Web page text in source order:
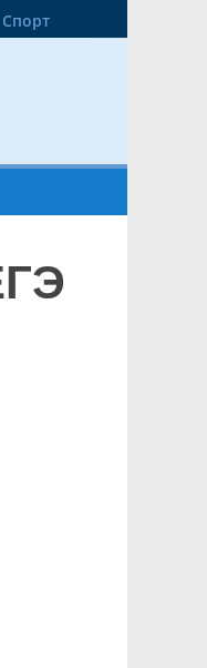
Спорт